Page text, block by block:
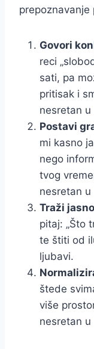
Govori
reci
sati, pa
pritisak i
nesretan
Postavi
mi kasno
nego
tvog
nesretan u
Traži
pitaj: „Što
te štiti od
ljubavi.
štede
više
nesretan u